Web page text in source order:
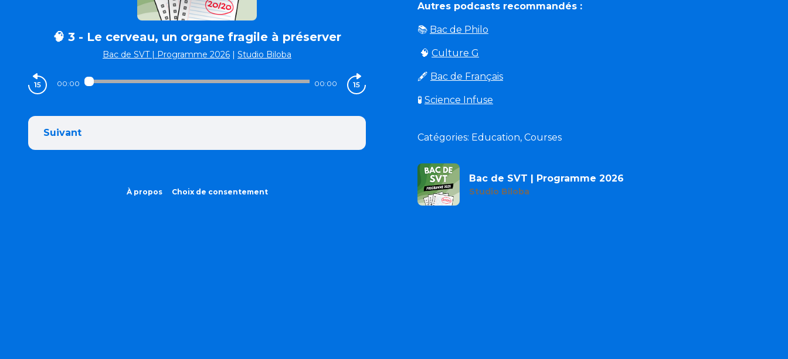
🧠 3 - Le cerveau, un organe fragile à préserver
Bac de SVT | Programme 2026 | Studio Biloba
00:00 00:00
Suivant
À propos Choix de consentement
Autres podcasts recommandés :
📚 Bac de Philo
🧠 Culture G
🖋️ Bac de Français
🧪 Science Infuse
Catégories: Education, Courses
Bac de SVT | Programme 2026
Studio Biloba